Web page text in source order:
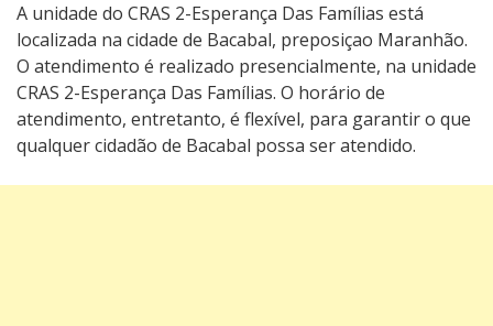
A unidade do CRAS 2-Esperança Das Famílias está
localizada na cidade de Bacabal, preposiçao Maranhão.
O atendimento é realizado presencialmente, na unidade
CRAS 2-Esperança Das Famílias. O horário de
atendimento, entretanto, é flexível, para garantir o que
qualquer cidadão de Bacabal possa ser atendido.